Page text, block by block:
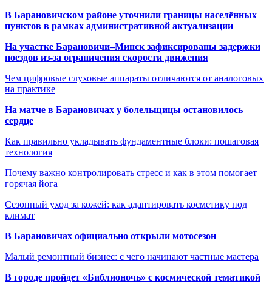
В Барановичском районе уточнили границы населённых
пунктов в рамках административной актуализации
На участке Барановичи–Минск зафиксированы задержки
поездов из-за ограничения скорости движения
Чем цифровые слуховые аппараты отличаются от аналоговых
на практике
На матче в Барановичах у болельщицы остановилось
сердце
Как правильно укладывать фундаментные блоки: пошаговая
технология
Почему важно контролировать стресс и как в этом помогает
горячая йога
Сезонный уход за кожей: как адаптировать косметику под
климат
В Барановичах официально открыли мотосезон
Малый ремонтный бизнес: с чего начинают частные мастера
В городе пройдет «Библионочь» с космической тематикой